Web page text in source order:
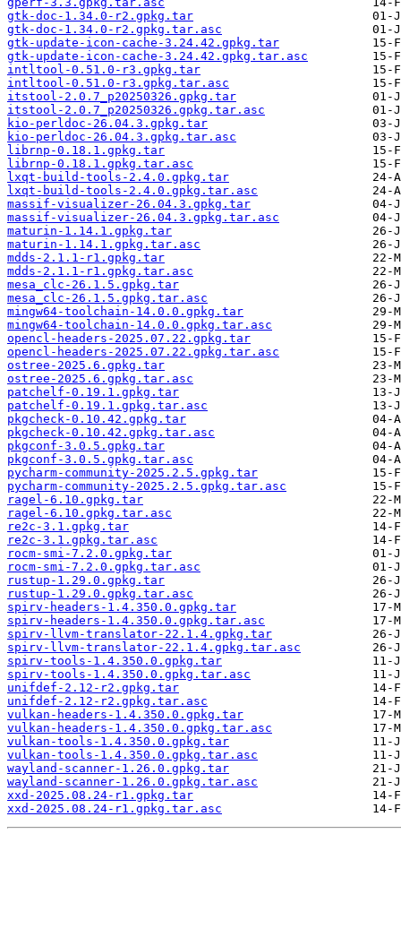
gtk-doc-1.34.0-r2.gpkg.tar
gtk-doc-1.34.0-r2.gpkg.tar.asc
gtk-update-icon-cache-3.24.42.gpkg.tar
gtk-update-icon-cache-3.24.42.gpkg.tar.asc
intltool-0.51.0-r3.gpkg.tar
intltool-0.51.0-r3.gpkg.tar.asc
itstool-2.0.7_p20250326.gpkg.tar
itstool-2.0.7_p20250326.gpkg.tar.asc
kio-perldoc-26.04.3.gpkg.tar
kio-perldoc-26.04.3.gpkg.tar.asc
librnp-0.18.1.gpkg.tar
librnp-0.18.1.gpkg.tar.asc
lxqt-build-tools-2.4.0.gpkg.tar
lxqt-build-tools-2.4.0.gpkg.tar.asc
massif-visualizer-26.04.3.gpkg.tar
massif-visualizer-26.04.3.gpkg.tar.asc
maturin-1.14.1.gpkg.tar
maturin-1.14.1.gpkg.tar.asc
mdds-2.1.1-r1.gpkg.tar
mdds-2.1.1-r1.gpkg.tar.asc
mesa_clc-26.1.5.gpkg.tar
mesa_clc-26.1.5.gpkg.tar.asc
mingw64-toolchain-14.0.0.gpkg.tar
mingw64-toolchain-14.0.0.gpkg.tar.asc
opencl-headers-2025.07.22.gpkg.tar
opencl-headers-2025.07.22.gpkg.tar.asc
ostree-2025.6.gpkg.tar
ostree-2025.6.gpkg.tar.asc
patchelf-0.19.1.gpkg.tar
patchelf-0.19.1.gpkg.tar.asc
pkgcheck-0.10.42.gpkg.tar
pkgcheck-0.10.42.gpkg.tar.asc
pkgconf-3.0.5.gpkg.tar
pkgconf-3.0.5.gpkg.tar.asc
pycharm-community-2025.2.5.gpkg.tar
pycharm-community-2025.2.5.gpkg.tar.asc
ragel-6.10.gpkg.tar
ragel-6.10.gpkg.tar.asc
re2c-3.1.gpkg.tar
re2c-3.1.gpkg.tar.asc
rocm-smi-7.2.0.gpkg.tar
rocm-smi-7.2.0.gpkg.tar.asc
rustup-1.29.0.gpkg.tar
rustup-1.29.0.gpkg.tar.asc
spirv-headers-1.4.350.0.gpkg.tar
spirv-headers-1.4.350.0.gpkg.tar.asc
spirv-llvm-translator-22.1.4.gpkg.tar
spirv-llvm-translator-22.1.4.gpkg.tar.asc
spirv-tools-1.4.350.0.gpkg.tar
spirv-tools-1.4.350.0.gpkg.tar.asc
unifdef-2.12-r2.gpkg.tar
unifdef-2.12-r2.gpkg.tar.asc
vulkan-headers-1.4.350.0.gpkg.tar
vulkan-headers-1.4.350.0.gpkg.tar.asc
vulkan-tools-1.4.350.0.gpkg.tar
vulkan-tools-1.4.350.0.gpkg.tar.asc
wayland-scanner-1.26.0.gpkg.tar
wayland-scanner-1.26.0.gpkg.tar.asc
xxd-2025.08.24-r1.gpkg.tar
xxd-2025.08.24-r1.gpkg.tar.asc